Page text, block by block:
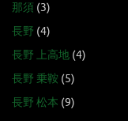
那須 (3)
長野 (4)
長野 上高地 (4)
長野 乗鞍 (5)
長野 松本 (9)